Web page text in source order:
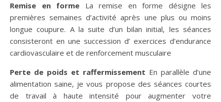
Remise en forme La remise en forme désigne les
premières semaines d’activité après une plus ou moins
longue coupure. A la suite d’un bilan initial, les séances
consisteront en une succession d’ exercices d’endurance
cardiovasculaire et de renforcement musculaire
Perte de poids et raffermissement En parallèle d’une
alimentation saine, je vous propose des séances courtes
de travail à haute intensité pour augmenter votre